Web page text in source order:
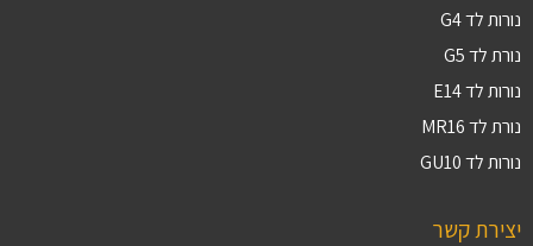
נורות לד G4
נורת לד G5
נורות לד E14
נורת לד MR16
נורות לד GU10
יצירת קשר